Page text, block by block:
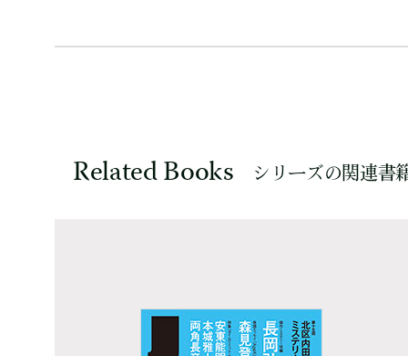
Related Books シリーズの関連書